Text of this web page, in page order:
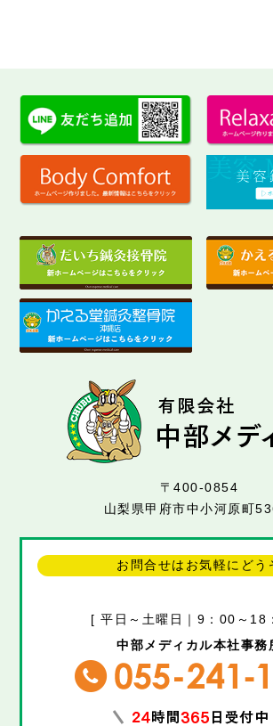
〒400-0854
山梨県甲府市中小河原町
お問合せはお気軽にどう
[ 平日～土曜日｜9：00～18
中部メディカル本社事務